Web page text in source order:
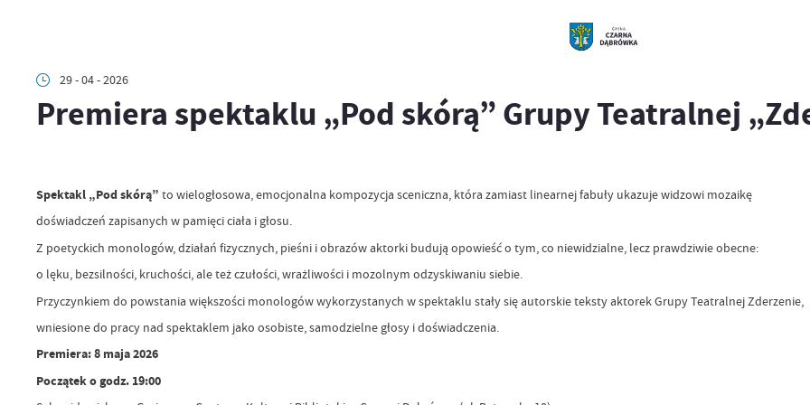
29 - 04 - 2026
Premiera spektaklu „Pod skórą” Grupy Teatralnej
Spektakl „Pod skórą” to wielogłosowa, emocjonalna kompozycja sceniczna, która zamiast linearnej fabuły ukazuje widzowi mozaikę
doświadczeń zapisanych w pamięci ciała i głosu.
Z poetyckich monologów, działań fizycznych, pieśni i obrazów aktorki budują opowieść o tym, co niewidzialne, lecz prawdziwie obecne:
o lęku, bezsilności, kruchości, ale też czułości, wrażliwości i mozolnym odzyskiwaniu siebie.
Przyczynkiem do powstania większości monologów wykorzystanych w spektaklu stały się autorskie teksty aktorek Grupy Teatralnej Zderzenie,
wniesione do pracy nad spektaklem jako osobiste, samodzielne głosy i doświadczenia.
Premiera: 8 maja 2026
Początek o godz. 19:00